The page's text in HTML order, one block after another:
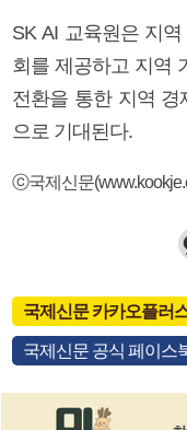
SK AI 교육원은 지
회를 제공하고 지역
전환을 통한 지역
으로 기대된다.
ⓒ국제신문
국제신문 카카오플러
국제신문 공식 페이스